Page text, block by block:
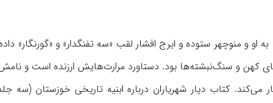
او و منوچهر ستوده و ایرج افشار لقب «سه تفنگدار» و «گورنگار» داده
کهن و سنگ‌نبشته‌ها بود. دستاورد مرارت‌هایش ارزنده است و
می‌کند. کتاب دیار شهریاران درباره ابنیه تاریخی خوزستان